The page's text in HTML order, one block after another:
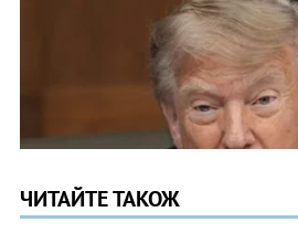
ЧИТАЙТЕ ТАКОЖ